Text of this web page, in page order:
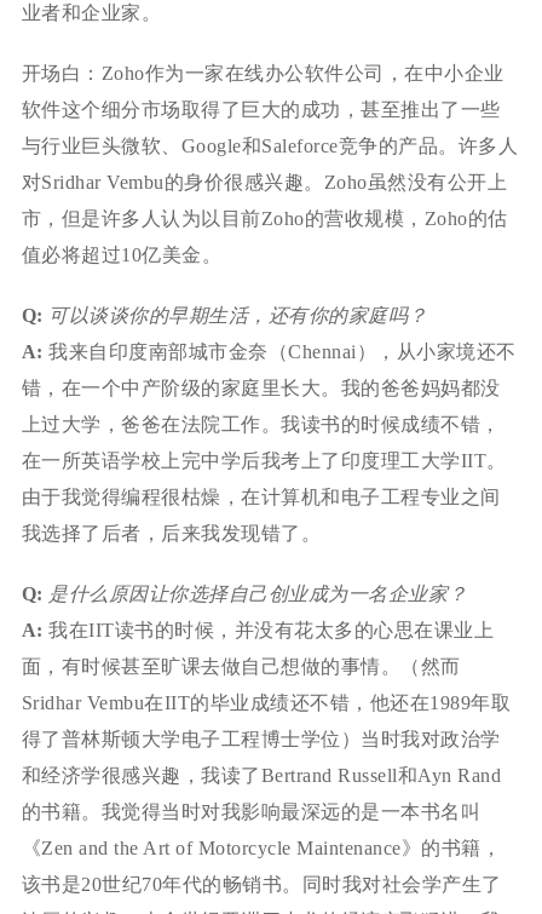
业者和企业家。
开场白：Zoho作为一家在线办公软件公司，在中小企业
软件这个细分市场取得了巨大的成功，甚至推出了一些
与行业巨头微软、Google和Saleforce竞争的产品。许多人
对Sridhar Vembu的身价很感兴趣。Zoho虽然没有公开上
市，但是许多人认为以目前Zoho的营收规模，Zoho的估
值必将超过10亿美金。
Q: 可以谈谈你的早期生活，还有你的家庭吗？
A: 我来自印度南部城市金奈（Chennai），从小家境还不
错，在一个中产阶级的家庭里长大。我的爸爸妈妈都没
上过大学，爸爸在法院工作。我读书的时候成绩不错，
在一所英语学校上完中学后我考上了印度理工大学IIT。
由于我觉得编程很枯燥，在计算机和电子工程专业之间
我选择了后者，后来我发现错了。
Q: 是什么原因让你选择自己创业成为一名企业家？
A: 我在IIT读书的时候，并没有花太多的心思在课业上
面，有时候甚至旷课去做自己想做的事情。（然而
Sridhar Vembu在IIT的毕业成绩还不错，他还在1989年取
得了普林斯顿大学电子工程博士学位）当时我对政治学
和经济学很感兴趣，我读了Bertrand Russell和Ayn Rand
的书籍。我觉得当时对我影响最深远的是一本书名叫
《Zen and the Art of Motorcycle Maintenance》的书籍，
该书是20世纪70年代的畅销书。同时我对社会学产生了